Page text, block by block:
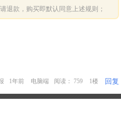
退款，购买即默认同意上述规则；
1年前 电脑端 阅读： 759 1楼 回复